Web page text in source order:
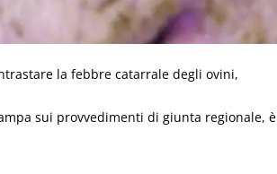
la febbre catarrale degli ovini,
sui provvedimenti di giunta regionale, è